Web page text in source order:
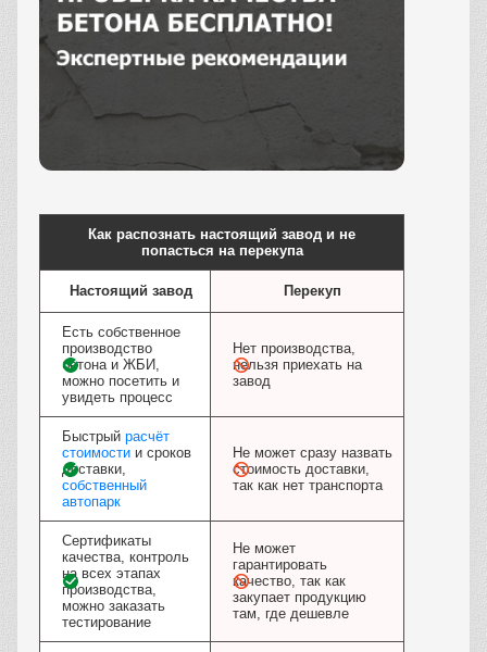
Как распознать настоящий завод и не
попасться на перекупа
Настоящий завод Перекуп
Есть собственное
производство
бетона и ЖБИ,
можно посетить и
увидеть процесс
Нет производства,
нельзя приехать на
завод
Быстрый расчёт
стоимости и сроков
доставки,
собственный
автопарк
Не может сразу назвать
стоимость доставки,
так как нет транспорта
Сертификаты
качества, контроль
на всех этапах
производства,
можно заказать
тестирование
Не может
гарантировать
качество, так как
закупает продукцию
там, где дешевле